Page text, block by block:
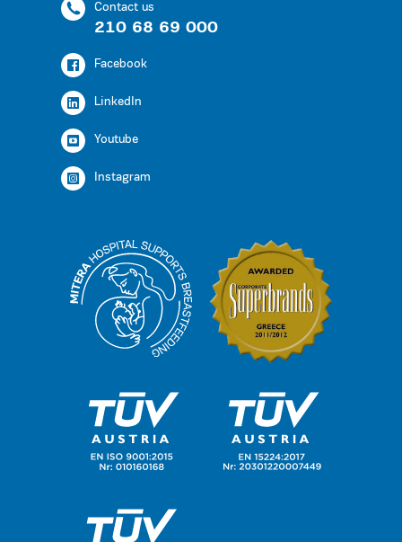
Contact us
210 68 69 000
Facebook
LinkedIn
Youtube
Instagram